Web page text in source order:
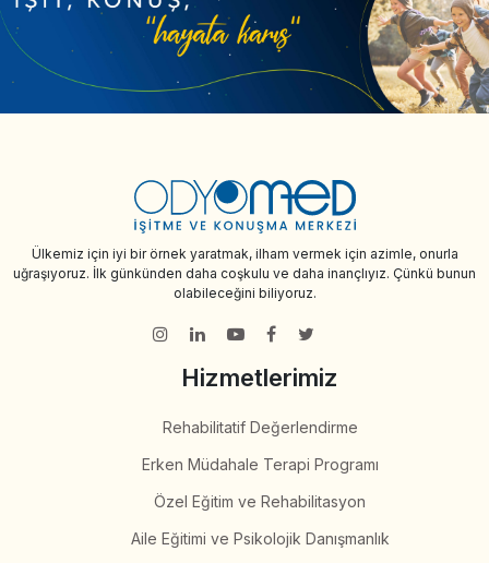
Ülkemiz için iyi bir örnek yaratmak, ilham vermek için azimle, onurla
uğraşıyoruz. İlk günkünden daha coşkulu ve daha inançlıyız. Çünkü bunun
olabileceğini biliyoruz.
Hizmetlerimiz
Rehabilitatif Değerlendirme
Erken Müdahale Terapi Programı
Özel Eğitim ve Rehabilitasyon
Aile Eğitimi ve Psikolojik Danışmanlık